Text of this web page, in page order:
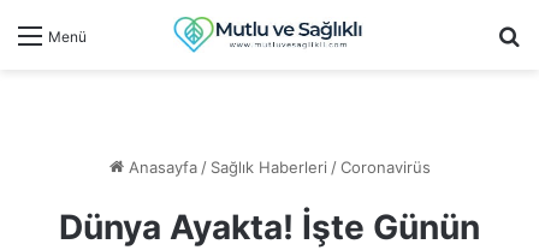
Menü
Anasayfa / Sağlık Haberleri / Coronavirüs
Dünya Ayakta! İşte Günün